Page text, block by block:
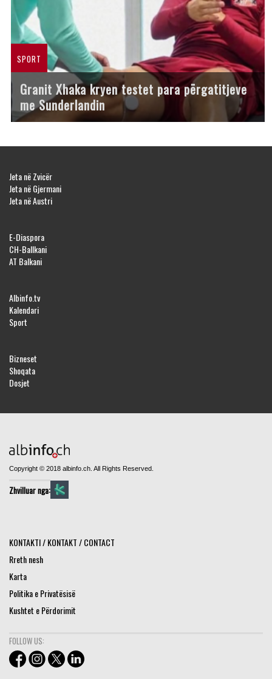
SPORT
Granit Xhaka kryen testet para përgatitjeve
me Sunderlandin
Jeta në Zvicër
Jeta në Gjermani
Jeta në Austri
E-Diaspora
CH-Ballkani
AT Balkani
Albinfo.tv
Kalendari
Sport
Bizneset
Shoqata
Dosjet
Copyright © 2018 albinfo.ch. All Rights Reserved.
Zhvilluar nga:
KONTAKTI / KONTAKT / CONTACT
Rreth nesh
Karta
Politika e Privatësisë
Kushtet e Përdorimit
FOLLOW US: